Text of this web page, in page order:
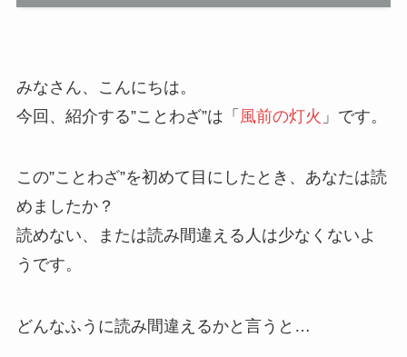
みなさん、こんにちは。
今回、紹介する”ことわざ”は「 風前の灯火 」です。
この”ことわざ”を初めて目にしたとき、あなたは読
めましたか？
読めない、または読み間違える人は少なくないよ
うです。
どんなふうに読み間違えるかと言うと…